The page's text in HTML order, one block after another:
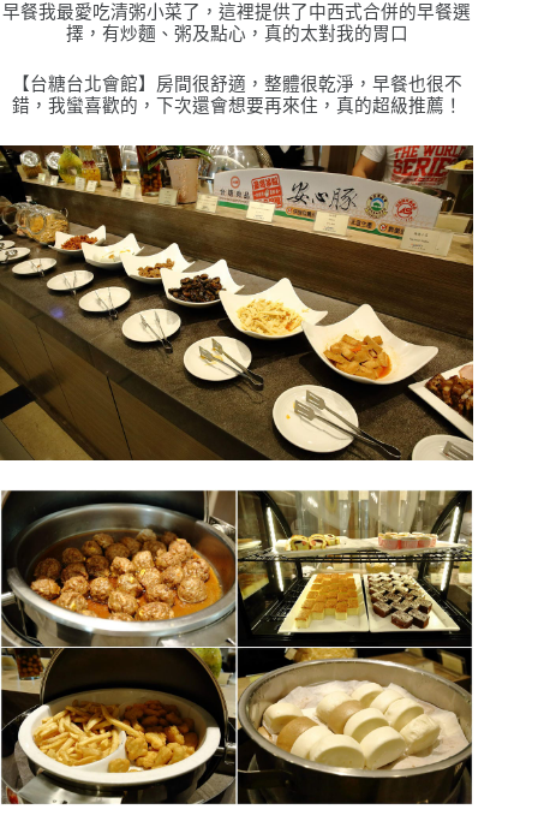
早餐我最愛吃清粥小菜了，這裡提供了中西式合併的早餐選
擇，有炒麵、粥及點心，真的太對我的胃口
【台糖台北會館】房間很舒適，整體很乾淨，早餐也很不
錯，我蠻喜歡的，下次還會想要再來住，真的超級推薦！